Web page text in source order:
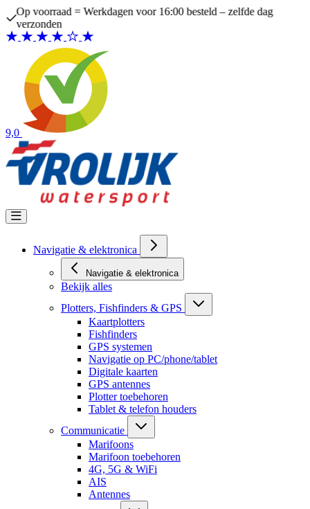
Ga naar de inhoud
Op voorraad = Werkdagen voor 16:00 besteld – zelfde dag
verzonden
9,0
Navigatie & elektronica
Navigatie & elektronica
Bekijk alles
Plotters, Fishfinders & GPS
Kaartplotters
Fishfinders
GPS systemen
Navigatie op PC/phone/tablet
Digitale kaarten
GPS antennes
Plotter toebehoren
Tablet & telefon houders
Communicatie
Marifoons
Marifoon toebehoren
4G, 5G & WiFi
AIS
Antennes